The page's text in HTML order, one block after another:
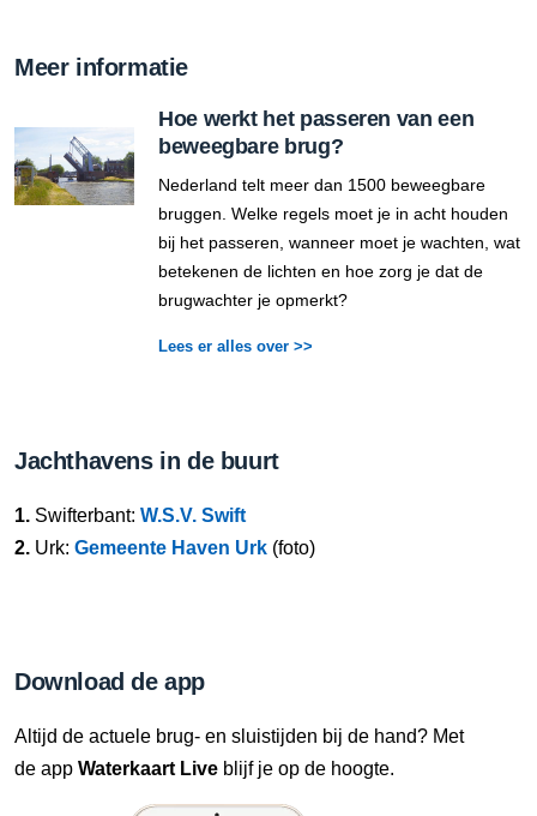
Meer informatie
Hoe werkt het passeren van een
beweegbare brug?
Nederland telt meer dan 1500 beweegbare
bruggen. Welke regels moet je in acht houden
bij het passeren, wanneer moet je wachten, wat
betekenen de lichten en hoe zorg je dat de
brugwachter je opmerkt?
Lees er alles over >>
Jachthavens in de buurt
1. Swifterbant: W.S.V. Swift
2. Urk: Gemeente Haven Urk (foto)
Download de app
Altijd de actuele brug- en sluistijden bij de hand? Met
de app Waterkaart Live blijf je op de hoogte.